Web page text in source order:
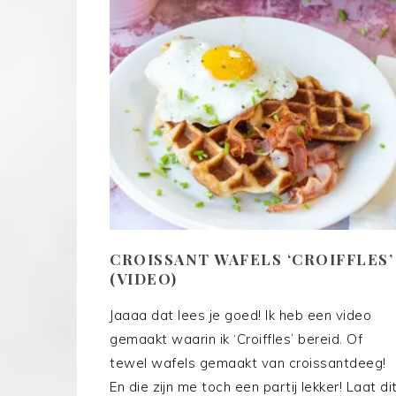
CROISSANT WAFELS ‘CROIFFLES’
(VIDEO)
Jaaaa dat lees je goed! Ik heb een video
gemaakt waarin ik ‘Croiffles’ bereid. Of
tewel wafels gemaakt van croissantdeeg!
En die zijn me toch een partij lekker! Laat